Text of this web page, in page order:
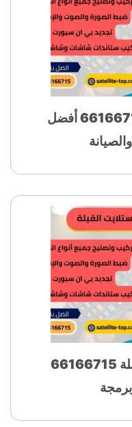
فني ستلايت المرقاب 66166715 أفضل
خدمات فني ستلايت القبلة 66166715